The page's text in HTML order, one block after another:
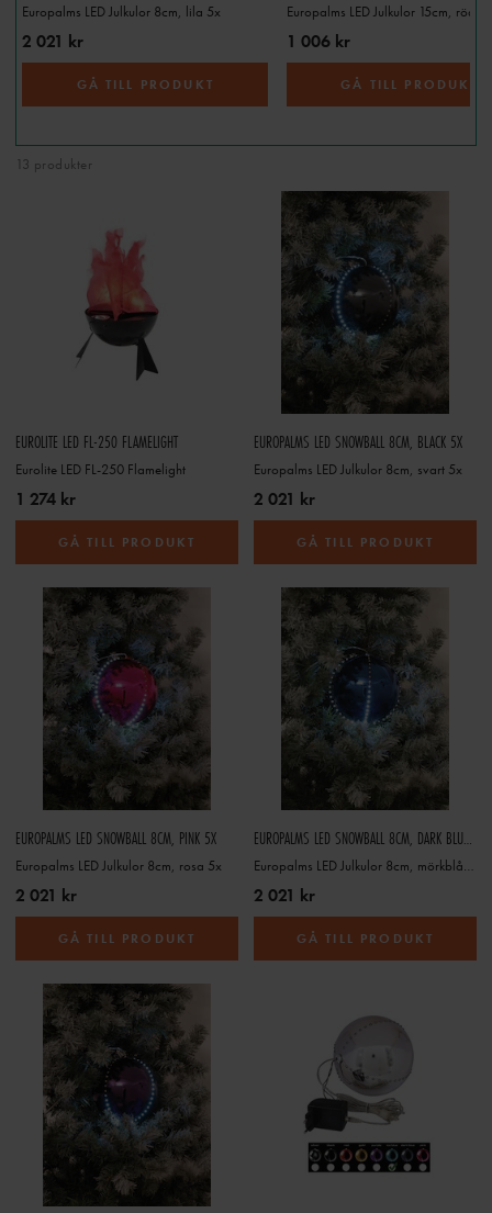
Europalms LED Julkulor 8cm, lila 5x
2 021 kr
GÅ TILL PRODUKT
Europalms LED Julkulor 15cm, röd
1 006 kr
GÅ TILL PRODUKT
13 produkter
EUROLITE LED FL-250 FLAMELIGHT
Eurolite LED FL-250 Flamelight
1 274 kr
GÅ TILL PRODUKT
EUROPALMS LED SNOWBALL 8CM, BLACK 5X
Europalms LED Julkulor 8cm, svart 5x
2 021 kr
GÅ TILL PRODUKT
EUROPALMS LED SNOWBALL 8CM, PINK 5X
Europalms LED Julkulor 8cm, rosa 5x
2 021 kr
GÅ TILL PRODUKT
EUROPALMS LED SNOWBALL 8CM, DARK BLUE 5X
Europalms LED Julkulor 8cm, mörkblå 5x
2 021 kr
GÅ TILL PRODUKT